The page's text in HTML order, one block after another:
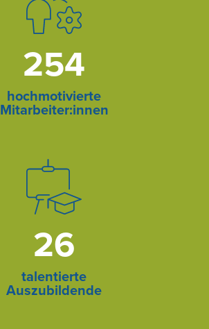
254
hochmotivierte
Mitarbeiter:innen
26
talentierte
Auszubildende